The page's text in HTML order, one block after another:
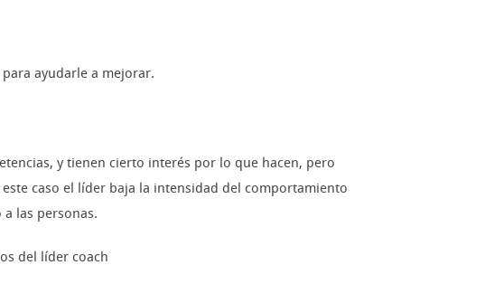
ayudarle a mejorar.
y tienen cierto interés por lo que hacen, pero
caso el líder baja la intensidad del comportamiento
las personas.
del líder coach